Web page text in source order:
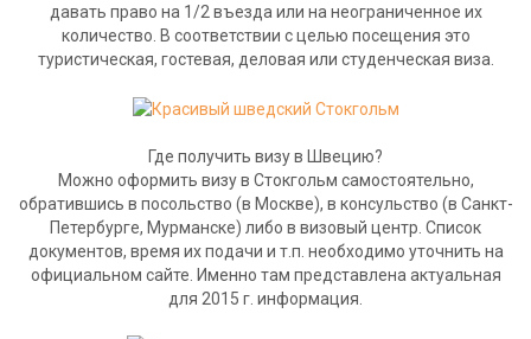
давать право на 1/2 въезда или на неограниченное их
количество. В соответствии с целью посещения это
туристическая, гостевая, деловая или студенческая виза.
Где получить визу в Швецию?
Можно оформить визу в Стокгольм самостоятельно,
обратившись в посольство (в Москве), в консульство (в Санкт-
Петербурге, Мурманске) либо в визовый центр. Список
документов, время их подачи и т.п. необходимо уточнить на
официальном сайте. Именно там представлена актуальная
для 2015 г. информация.